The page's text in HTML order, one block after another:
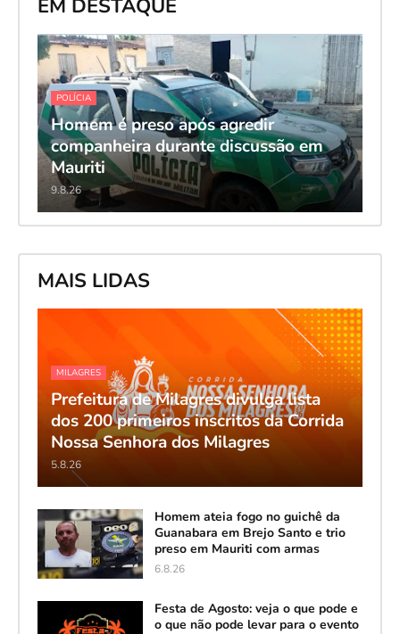
EM DESTAQUE
POLÍCIA
Homem é preso após agredir
companheira durante discussão em
Mauriti
9.8.26
MAIS LIDAS
MILAGRES
Prefeitura de Milagres divulga lista
dos 200 primeiros inscritos da Corrida
Nossa Senhora dos Milagres
5.8.26
Homem ateia fogo no guichê da
Guanabara em Brejo Santo e trio
preso em Mauriti com armas
6.8.26
Festa de Agosto: veja o que pode e
o que não pode levar para o evento